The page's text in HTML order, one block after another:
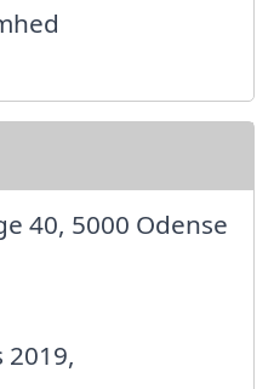
40, 5000 Odense